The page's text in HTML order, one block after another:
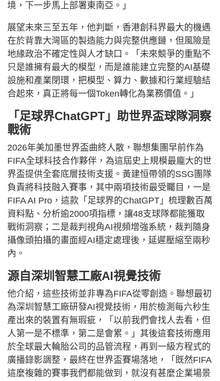
境，下一步馬上部署東南亞。」
展望未來三至五年，他判斷，香港創科界最大的機遇
在於背靠大灣區的製造能力與完整供應鏈，但風險是
地緣政治不確定性與人才缺口。「未來競爭的重點不
只是誰擁有最大的模型，而是誰能建立完整的AI基礎
設施和產業閉環，把模型、算力、數據和行業經驗結
合起來，真正將每一個Token轉化為業務價值。」
「足球界ChatGPT」助世界盃球隊洞察
戰術
2026年美加墨世界盃曲終人散，聯想集團早前作為
FIFA全球科技合作夥伴，為這屆史上規模最龐大的世
界盃提供全套底層技術支援。黃建恒帶領的SSG團隊
負責將科技融入賽事，其中兩項技術最受矚目，一是
FIFA AI Pro，這款「足球界的ChatGPT」梳理數百萬
資料點、分析逾2000項指標，讓48支球隊都能獲取
戰術洞察；二是裁判視角AI視頻增強系統，裁判隨身
攝像頭拍攝的畫面經AI穩定處理後，延遲壓縮至兩秒
內。
源自深圳智慧工廠AI視覺技術
他介紹，這些技術並非專為FIFA從零創造。聯想最初
為深圳智慧工廠研發AI視覺技術，用於檢測每六秒生
產出來的裝置有無瑕疵，「以前我們會找人去看，但
人第一是不標準，第二是會累。」其後這套技術應用
於全球最大輪胎公司的品管流程，再到一級方程式的
廣播錄影調整，最終在世界盃賽場落地，「既然FIFA
這麼複雜的賽事我們都能做到，就沒有甚麼企業場景